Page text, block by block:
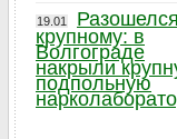
19.01
крупному: в
Волгограде
накрыли
подпольную